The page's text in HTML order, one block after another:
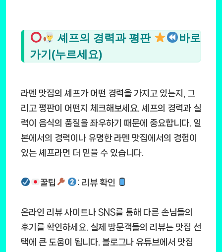
셰프의 경력과 평판
바로
가기(누르세요)
라멘 맛집의 셰프가 어떤 경력을 가지고 있는지, 그
리고 평판이 어떤지 체크해보세요. 셰프의 경력과 실
력이 음식의 품질을 좌우하기 때문에 중요합니다. 일
본에서의 경력이나 유명한 라멘 맛집에서의 경험이
있는 셰프라면 더 믿을 수 있습니다.
꿀팁 : 리뷰 확인
온라인 리뷰 사이트나 SNS를 통해 다른 손님들의
후기를 확인하세요. 실제 방문객들의 리뷰는 맛집 선
택에 큰 도움이 됩니다. 블로그나 유튜브에서 맛집